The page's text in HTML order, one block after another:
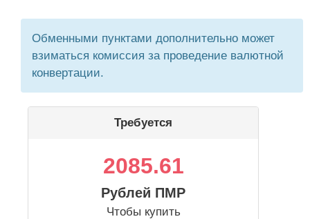
Обменными пунктами дополнительно может
взиматься комиссия за проведение валютной
конвертации.
Требуется
2085.61
Рублей ПМР
Чтобы купить